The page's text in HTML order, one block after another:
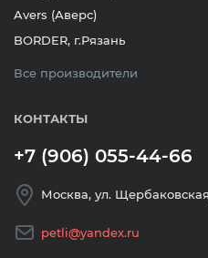
Avers (Аверс)
BORDER, г.Рязань
Все производители
КОНТАКТЫ
+7 (906) 055-44-66
Москва, ул.
petli@yandex.ru